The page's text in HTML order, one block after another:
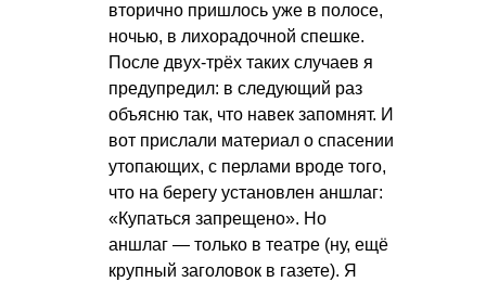
вторично пришлось уже в полосе,
ночью, в лихорадочной спешке.
После двух-трёх таких случаев я
предупредил: в следующий раз
объясню так, что навек запомнят. И
вот прислали материал о спасении
утопающих, с перлами вроде того,
что на берегу установлен аншлаг:
«Купаться запрещено». Но
аншлаг — только в театре (ну, ещё
крупный заголовок в газете). Я